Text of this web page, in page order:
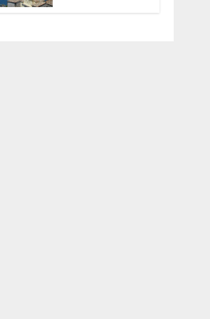
Anguillara